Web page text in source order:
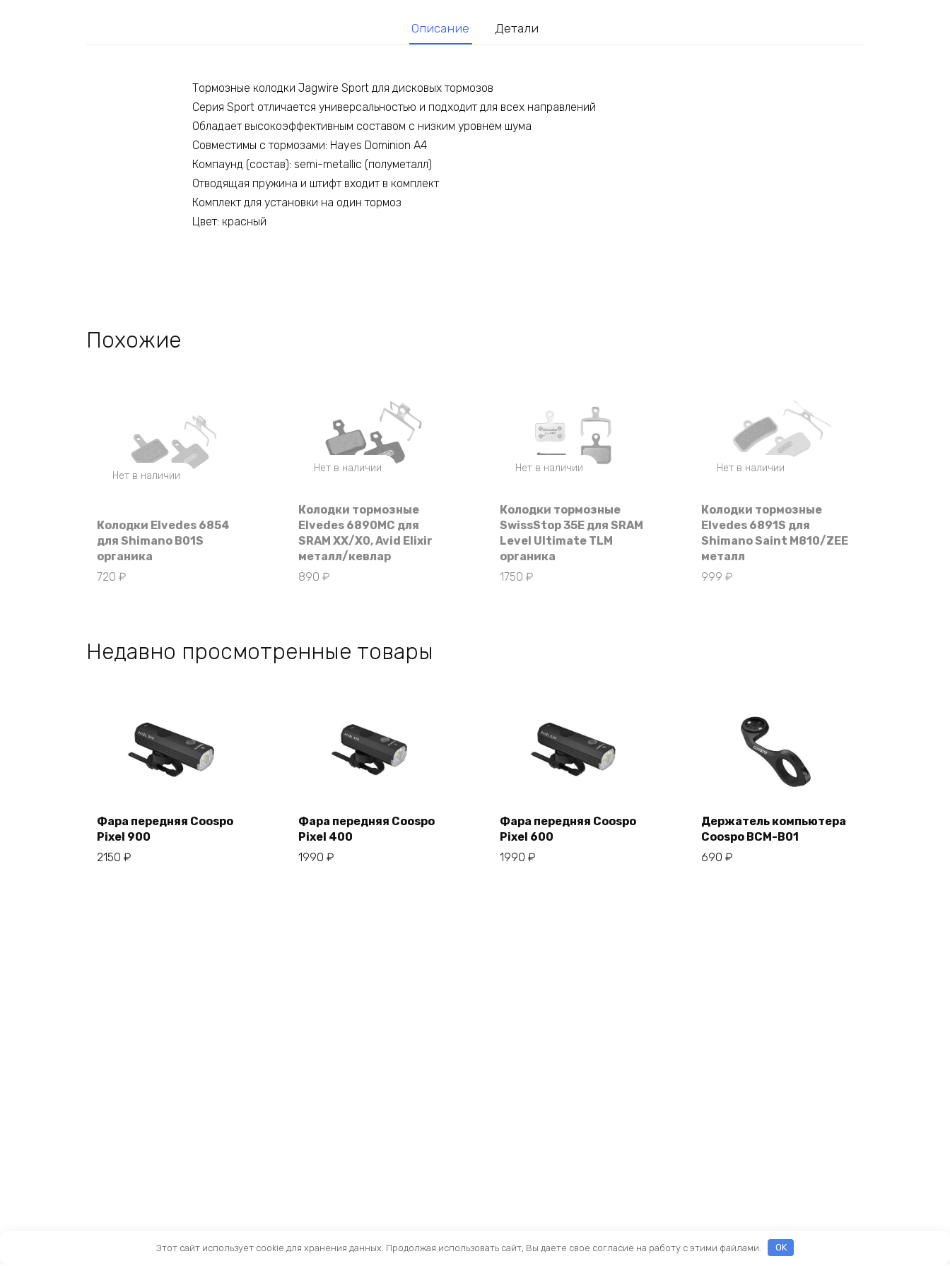
Описание Детали
Тормозные колодки Jagwire Sport для дисковых тормозов
Серия Sport отличается универсальностью и подходит для всех направлений
Обладает высокоэффективным составом с низким уровнем шума
Совместимы с тормозами: Hayes Dominion A4
Компаунд (состав): semi-metallic (полуметалл)
Отводящая пружина и штифт входит в комплект
Комплект для установки на один тормоз
Цвет: красный
Похожие
Нет в наличии
Колодки Elvedes 6854
для Shimano B01S
органика
720 ₽
Нет в наличии
Колодки тормозные
Elvedes 6890MC для
SRAM XX/X0, Avid Elixir
металл/кевлар
890 ₽
Нет в наличии
Колодки тормозные
SwissStop 35E для SRAM
Level Ultimate TLM
органика
1750 ₽
Нет в наличии
Колодки тормозные
Elvedes 6891S для
Shimano Saint M810/ZEE
металл
999 ₽
Недавно просмотренные товары
Фара передняя Coospo
Pixel 900
2150 ₽
Фара передняя Coospo
Pixel 400
1990 ₽
Фара передняя Coospo
Pixel 600
1990 ₽
Держатель компьютера
Coospo BCM-B01
690 ₽
Этот сайт использует cookie для хранения данных. Продолжая использовать сайт, Вы даете свое согласие на работу с этими файлами. OK